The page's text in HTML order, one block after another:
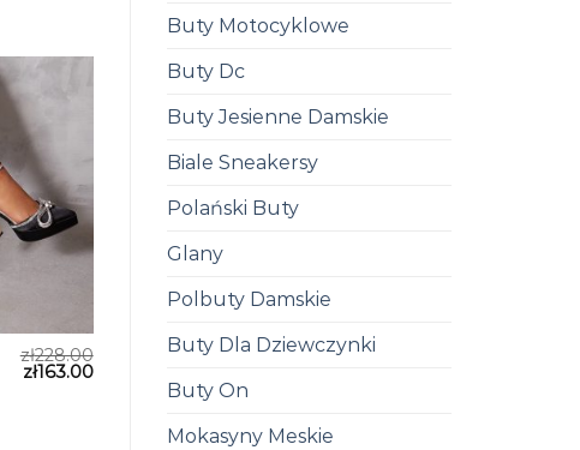
Buty Motocyklowe
Buty Dc
Buty Jesienne Damskie
Biale Sneakersy
Polański Buty
Glany
Polbuty Damskie
Buty Dla Dziewczynki
Buty On
Mokasyny Meskie
zł228.00
zł163.00